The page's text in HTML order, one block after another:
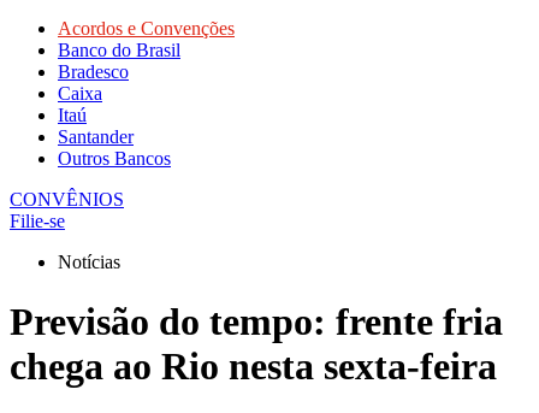
Acordos e Convenções
Banco do Brasil
Bradesco
Caixa
Itaú
Santander
Outros Bancos
CONVÊNIOS
Filie-se
Notícias
Previsão do tempo: frente fria
chega ao Rio nesta sexta-feira